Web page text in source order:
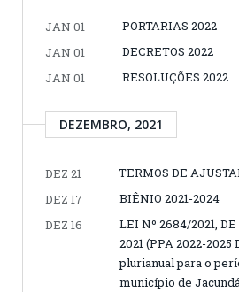
JAN 01
PORTARIAS 2022
JAN 01
DECRETOS 2022
JAN 01
RESOLUÇÕES 2022
DEZEMBRO, 2021
DEZ 21
TERMOS DE
DEZ 17
BIÊNIO 2021-2024
DEZ 16
LEI Nº 2684/2021,
2021 (PPA 2022-
plurianual para o
município de